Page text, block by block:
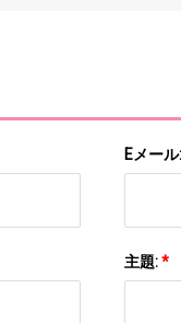
Eメール:
主題:*